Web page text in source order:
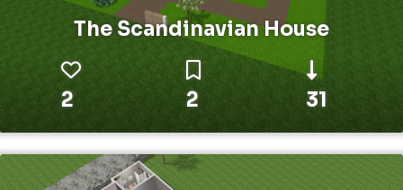
The Scandinavian House
2 2 31